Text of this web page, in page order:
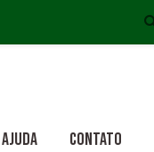
Ajuda Contato